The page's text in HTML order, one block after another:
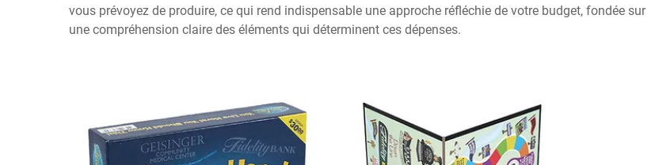
vous prévoyez de produire, ce qui rend indispensable une approche réfléchie de votre budget, fondée sur
une compréhension claire des éléments qui déterminent ces dépenses.